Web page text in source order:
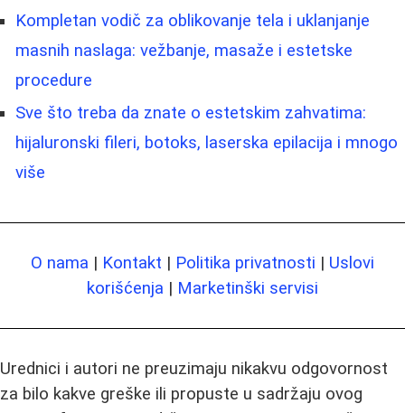
Kompletan vodič za oblikovanje tela i uklanjanje
masnih naslaga: vežbanje, masaže i estetske
procedure
Sve što treba da znate o estetskim zahvatima:
hijaluronski fileri, botoks, laserska epilacija i mnogo
više
O nama | Kontakt | Politika privatnosti | Uslovi
korišćenja | Marketinški servisi
Urednici i autori ne preuzimaju nikakvu odgovornost
za bilo kakve greške ili propuste u sadržaju ovog